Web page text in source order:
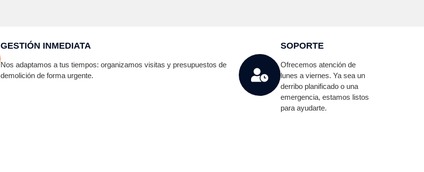
GESTIÓN INMEDIATA
Nos adaptamos a tus tiempos: organizamos visitas y presupuestos de
demolición de forma urgente.
SOPORTE
Ofrecemos atención de
lunes a viernes. Ya sea un
derribo planificado o una
emergencia, estamos listos
para ayudarte.